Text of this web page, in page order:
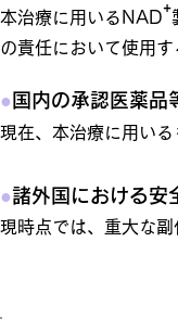
本治療に用いるNAD⁺
の責任において使用す
● 国内の承認医薬品
現在、本治療に用い
●諸外国における安
現時点では、重大な副